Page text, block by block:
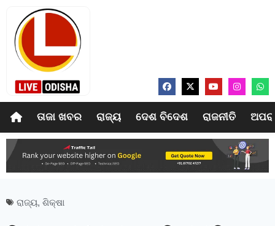
ତାଜା ଖବର ରାଜ୍ୟ ଦେଶ ବିଦେଶ ରାଜନୀତି
ରାଜ୍ୟ, ଶିକ୍ଷା